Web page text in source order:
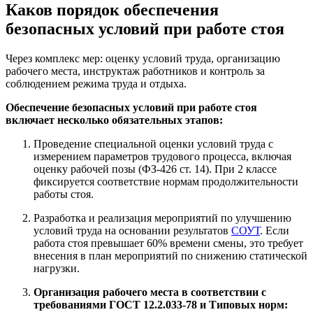
Каков порядок обеспечения
безопасных условий при работе стоя
Через комплекс мер: оценку условий труда, организацию
рабочего места, инструктаж работников и контроль за
соблюдением режима труда и отдыха.
Обеспечение безопасных условий при работе стоя
включает несколько обязательных этапов:
Проведение специальной оценки условий труда с
измерением параметров трудового процесса, включая
оценку рабочей позы (ФЗ-426 ст. 14). При 2 классе
фиксируется соответствие нормам продолжительности
работы стоя.
Разработка и реализация мероприятий по улучшению
условий труда на основании результатов СОУТ. Если
работа стоя превышает 60% времени смены, это требует
внесения в план мероприятий по снижению статической
нагрузки.
Организация рабочего места в соответствии с
требованиями ГОСТ 12.2.033-78 и Типовых норм: